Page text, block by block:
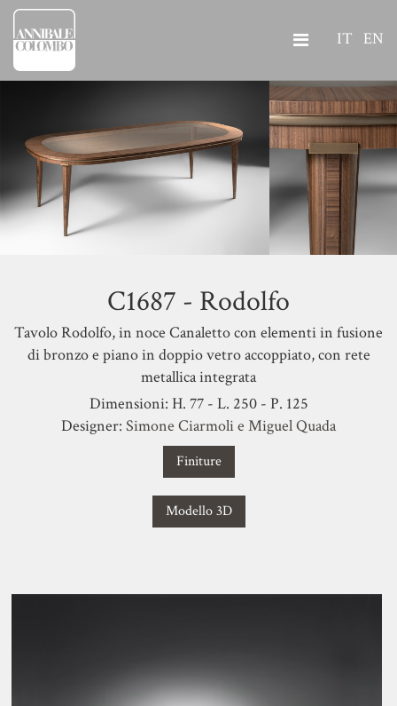
IT EN
C1687 - Rodolfo
Tavolo Rodolfo, in noce Canaletto con elementi in fusione
di bronzo e piano in doppio vetro accoppiato, con rete
metallica integrata
Dimensioni: H. 77 - L. 250 - P. 125
Designer: Simone Ciarmoli e Miguel Quada
Finiture
Modello 3D